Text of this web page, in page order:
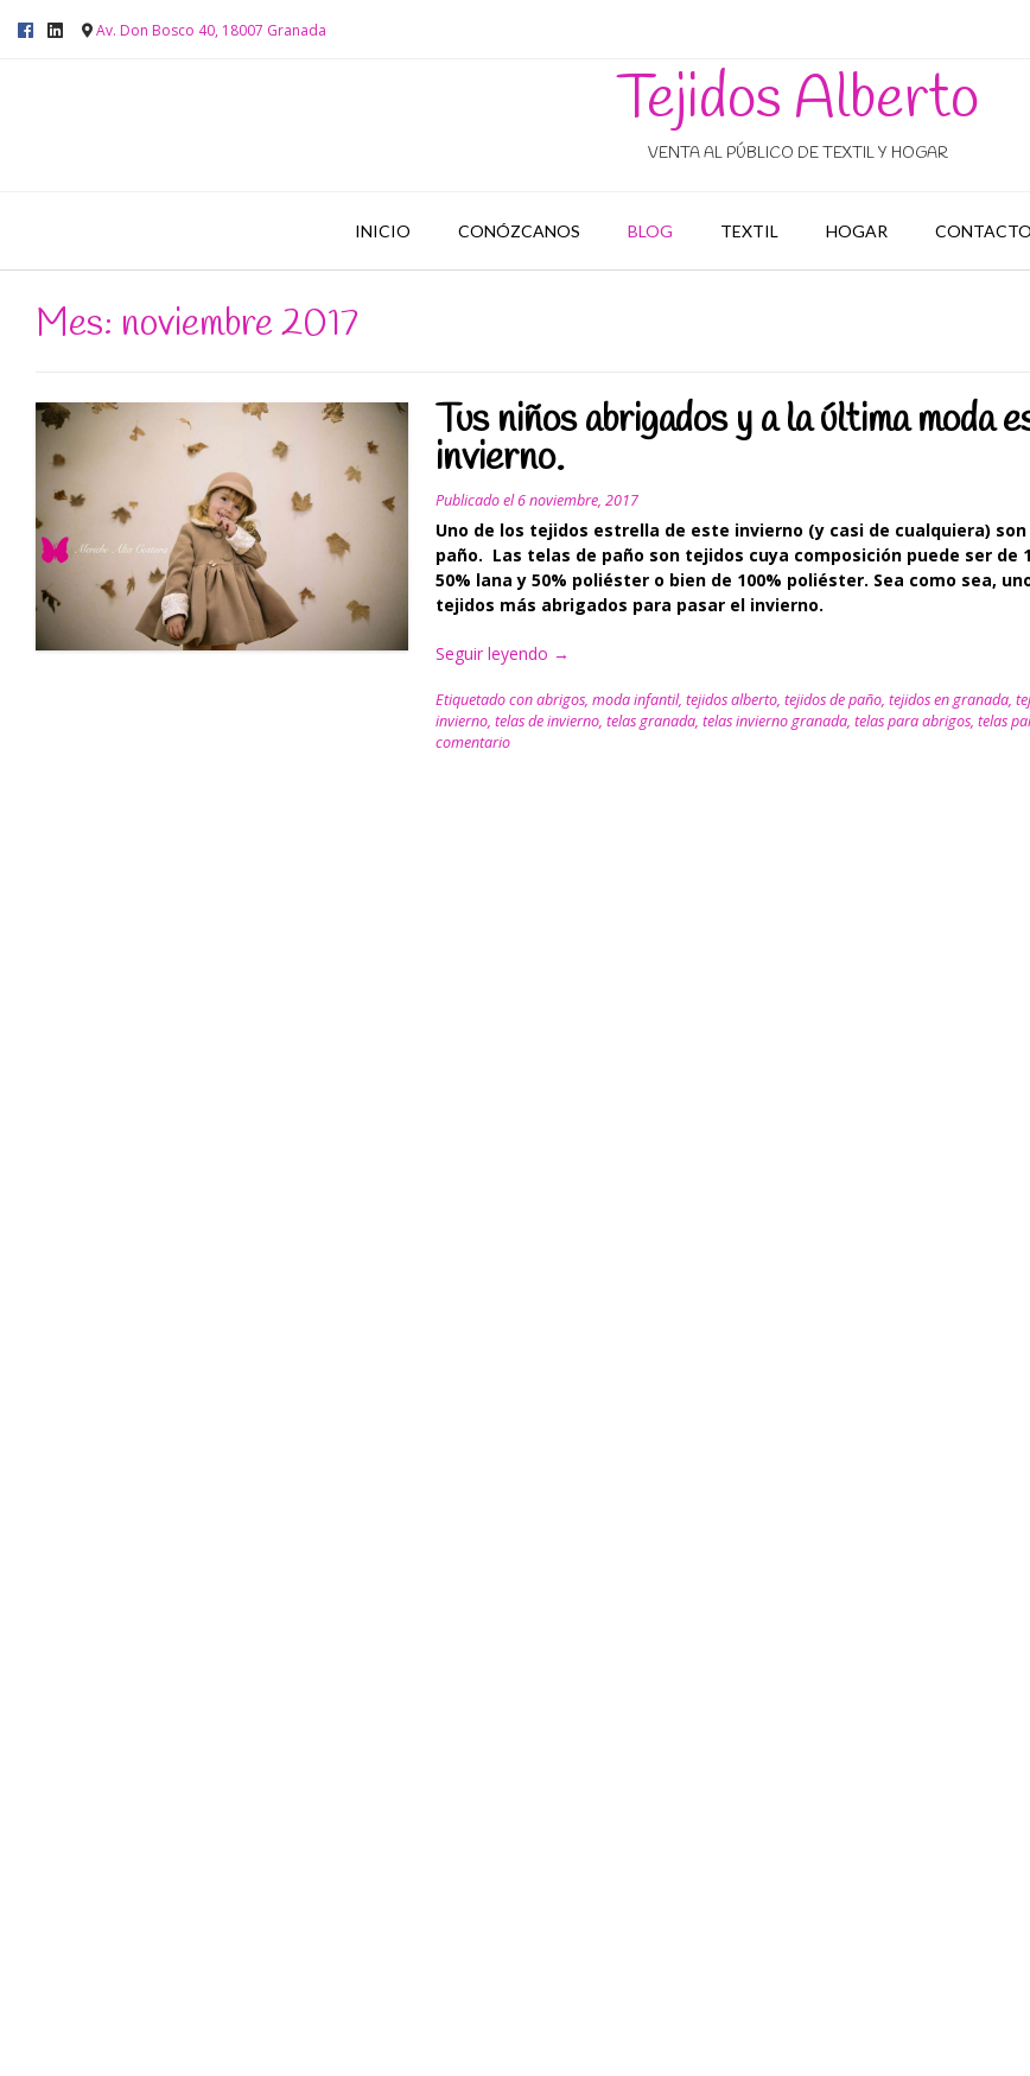
Av. Don Bosco 40, 18007 Granada
Tejidos Alberto
VENTA AL PÚBLICO DE TEXTIL Y HOGAR
INICIO CONÓZCANOS BLOG TEXTIL HOGAR CONTACTO
Mes: noviembre 2017
Tus niños abrigados y a la última moda
invierno.
Publicado el6 noviembre, 2017
Uno de los tejidos estrella de este invierno (y casi de cualquiera)
paño. Las telas de paño son tejidos cuya composición puede ser de
50% lana y 50% poliéster o bien de 100% poliéster. Sea como sea,
tejidos más abrigados para pasar el invierno.
Seguir leyendo “Tus
abrigados
y
→
Etiquetado conabrigos,moda infantil,tejidos alberto,tejidos de paño,tejidos en granada,
invierno,telas de invierno,telas granada,telas invierno granada,telas para abrigos,telas
comentario